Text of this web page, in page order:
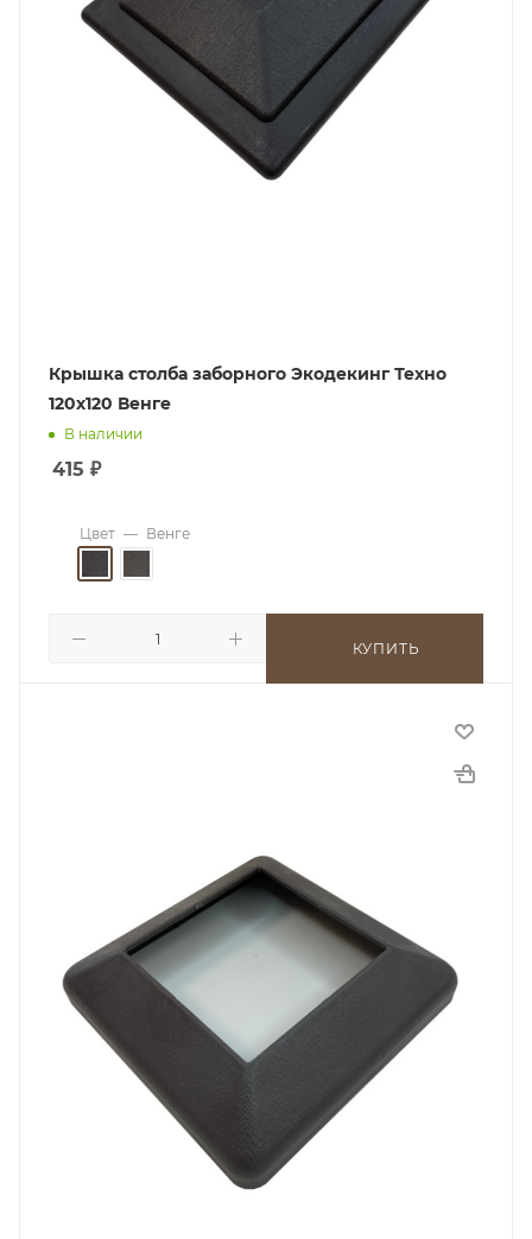
Крышка столба заборного Экодекинг Техно
120х120 Венге
В наличии
415 ₽
Цвет — Венге
КУПИТЬ